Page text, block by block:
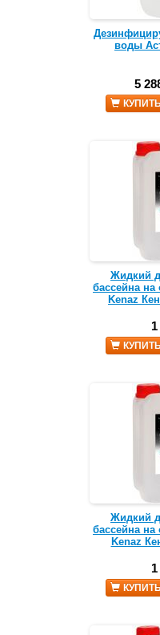
воды
5
Жидкий
бассейна на
Kenaz
Жидкий
бассейна на
Kenaz